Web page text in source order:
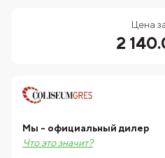
Цена
2
Мы - официальный дилер
Что это значит?